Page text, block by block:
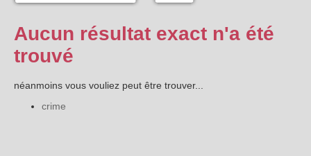
Aucun résultat exact n'a été
trouvé
néanmoins vous vouliez peut être trouver...
crime